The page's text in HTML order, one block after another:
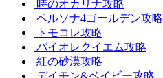
時のオカリナ攻略
ペルソナ4ゴールデン攻略
トモコレ攻略
バイオレクイエム攻略
紅の砂漠攻略
デイモン&ベイビー攻略